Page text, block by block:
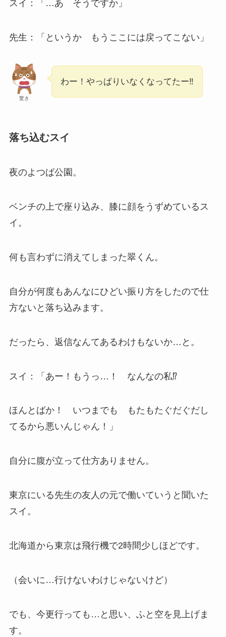
スイ：「…あ そうですか」
先生：「というか もうここには戻ってこない」
驚き
わー！やっぱりいなくなってたー‼
落ち込むスイ
夜のよつば公園。
ベンチの上で座り込み、膝に顔をうずめているス
イ。
何も言わずに消えてしまった翠くん。
自分が何度もあんなにひどい振り方をしたので仕
方ないと落ち込みます。
だったら、返信なんてあるわけもないか…と。
スイ：「あー！もうっ…！ なんなの私⁉
ほんとばか！ いつまでも もたもたぐだぐだし
てるから悪いんじゃん！」
自分に腹が立って仕方ありません。
東京にいる先生の友人の元で働いていうと聞いた
スイ。
北海道から東京は飛行機で2時間少しほどです。
（会いに…行けないわけじゃないけど）
でも、今更行っても…と思い、ふと空を見上げま
す。